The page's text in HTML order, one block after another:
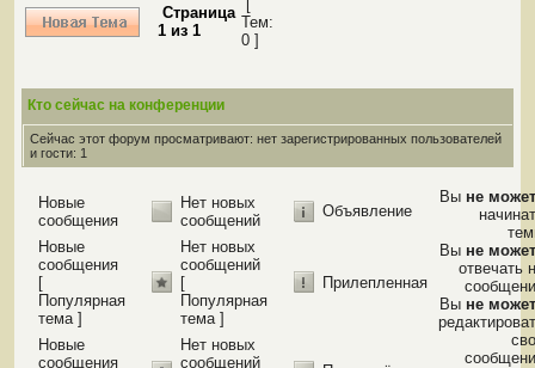
Страница
1 из 1
[
Тем:
0 ]
Кто сейчас на конференции
Сейчас этот форум просматривают: нет зарегистрированных пользователей
и гости: 1
Новые
сообщения
Нет новых
сообщений
Объявление
Новые
сообщения
[
Популярная
тема ]
Нет новых
сообщений
[
Популярная
тема ]
Прилепленная
Новые
сообщения
Нет новых
сообщений
Вы не
Вы не
отвечать
Вы не